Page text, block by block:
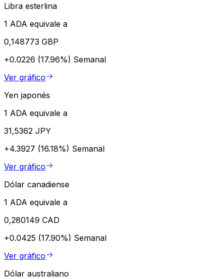
Libra esterlina
1 ADA equivale a
0,148773 GBP
+0.0226 (17.96%) Semanal
Ver gráfico
Yen japonés
1 ADA equivale a
31,5362 JPY
+4.3927 (16.18%) Semanal
Ver gráfico
Dólar canadiense
1 ADA equivale a
0,280149 CAD
+0.0425 (17.90%) Semanal
Ver gráfico
Dólar australiano